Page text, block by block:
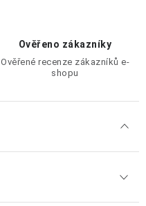
Ověřeno zákazníky
Ověřené recenze zákazníků e-
shopu